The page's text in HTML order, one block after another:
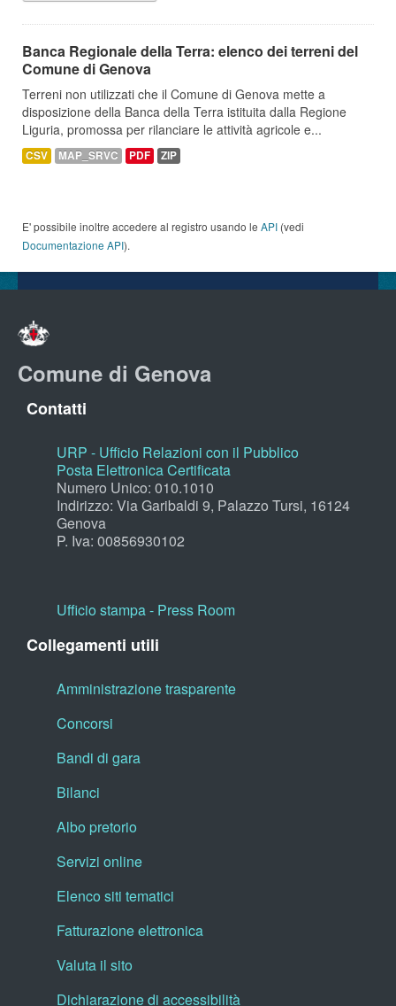
Banca Regionale della Terra: elenco dei terreni del
Comune di Genova
Terreni non utilizzati che il Comune di Genova mette a
disposizione della Banca della Terra istituita dalla Regione
Liguria, promossa per rilanciare le attività agricole e...
CSV MAP_SRVC PDF ZIP
E' possibile inoltre accedere al registro usando le API (vedi
Documentazione API).
Comune di Genova
Contatti
URP - Ufficio Relazioni con il Pubblico
Posta Elettronica Certificata
Numero Unico: 010.1010
Indirizzo: Via Garibaldi 9, Palazzo Tursi, 16124
Genova
P. Iva: 00856930102
Ufficio stampa - Press Room
Collegamenti utili
Amministrazione trasparente
Concorsi
Bandi di gara
Bilanci
Albo pretorio
Servizi online
Elenco siti tematici
Fatturazione elettronica
Valuta il sito
Dichiarazione di accessibilità